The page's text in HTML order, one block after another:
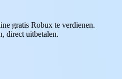
gratis Robux te verdienen.
direct uitbetalen.